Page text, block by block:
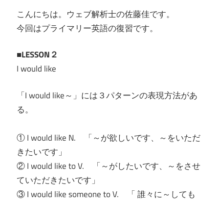
こんにちは。ウェブ解析士の佐藤佳です。
今回はプライマリー英語の復習です。
■LESSON２
I would like
「I would like～」には３パターンの表現方法があ
る。
① I would like N. 「～が欲しいです、～をいただ
きたいです」
② I would like to V. 「～がしたいです、～をさせ
ていただきたいです」
③ I would like someone to V. 「 誰々に～しても